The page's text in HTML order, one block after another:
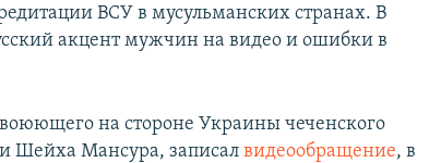
ВСУ в мусульманских странах. В
акцент мужчин на видео и ошибки в
на стороне Украины чеченского
Шейха Мансура, записалвидеообращение, в